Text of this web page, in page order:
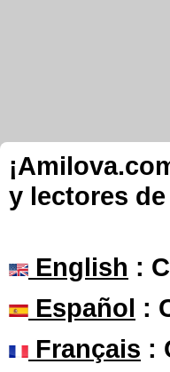
y lectores
English :
Español :
Français :